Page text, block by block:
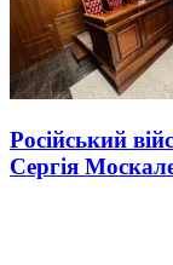
Російський
Сергія